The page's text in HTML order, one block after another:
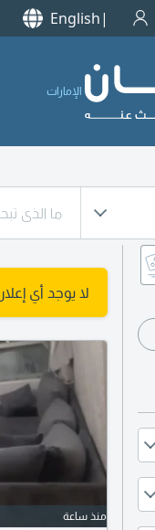
English
الإمارات
لا يوجد أي
منذ ساعة